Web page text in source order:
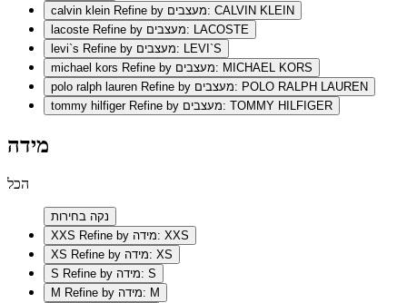
calvin klein
Refine by מעצבים: CALVIN KLEIN
lacoste
Refine by מעצבים: LACOSTE
levi`s
Refine by מעצבים: LEVI`S
michael kors
Refine by מעצבים: MICHAEL KORS
polo ralph lauren
Refine by מעצבים: POLO RALPH LAUREN
tommy hilfiger
Refine by מעצבים: TOMMY HILFIGER
מידה
הכל
נקה בחירות
XXS
Refine by מידה: XXS
XS
Refine by מידה: XS
S
Refine by מידה: S
M
Refine by מידה: M